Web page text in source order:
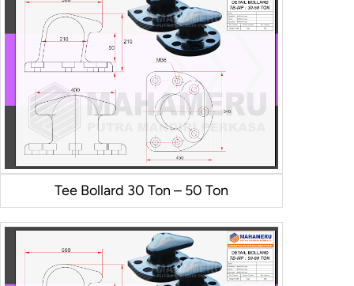
Tee Bollard 30 Ton – 50 Ton